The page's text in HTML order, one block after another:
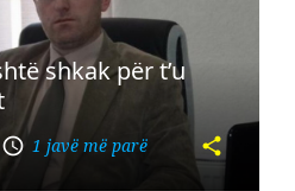
shkak për t’u
1 javë më parë